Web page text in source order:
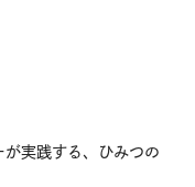
が実践する、ひみつの